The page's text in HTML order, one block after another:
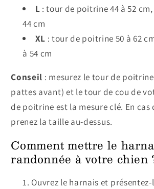
L : tour de poitrine 44 à 52
44 cm
XL : tour de poitrine 50 à 62
à 54 cm
Conseil : mesurez le tour de
pattes avant) et le tour de cou de
de poitrine est la mesure clé. En
prenez la taille au-dessus.
Comment mettre le
randonnée à votre chien
Ouvrez le harnais et